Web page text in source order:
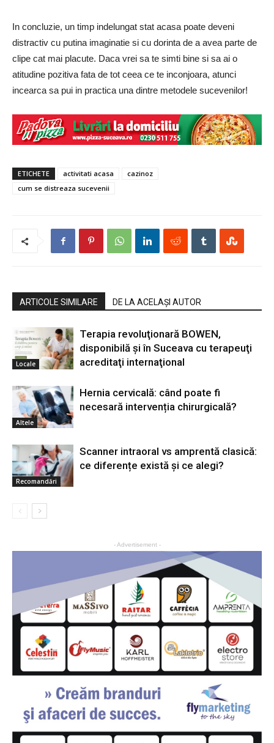
In concluzie, un timp indelungat stat acasa poate deveni
distractiv cu putina imaginatie si cu dorinta de a avea parte de
clipe cat mai placute. Daca vrei sa te simti bine si sa ai o
atitudine pozitiva fata de tot ceea ce te inconjoara, atunci
incearca sa pui in practica una dintre metodele sucevenilor!
ETICHETE activitati acasa
cazinoz
cum se distreaza sucevenii
ARTICOLE SIMILARE DE LA ACELAȘI AUTOR
Locale
Terapia revoluţionară BOWEN,
disponibilă şi în Suceava cu terapeuţi
acreditaţi internaţional
Altele
Hernia cervicală: când poate fi
necesară intervenția chirurgicală?
Recomandări
Scanner intraoral vs amprentă clasică:
ce diferențe există și ce alegi?
- Advertisement -